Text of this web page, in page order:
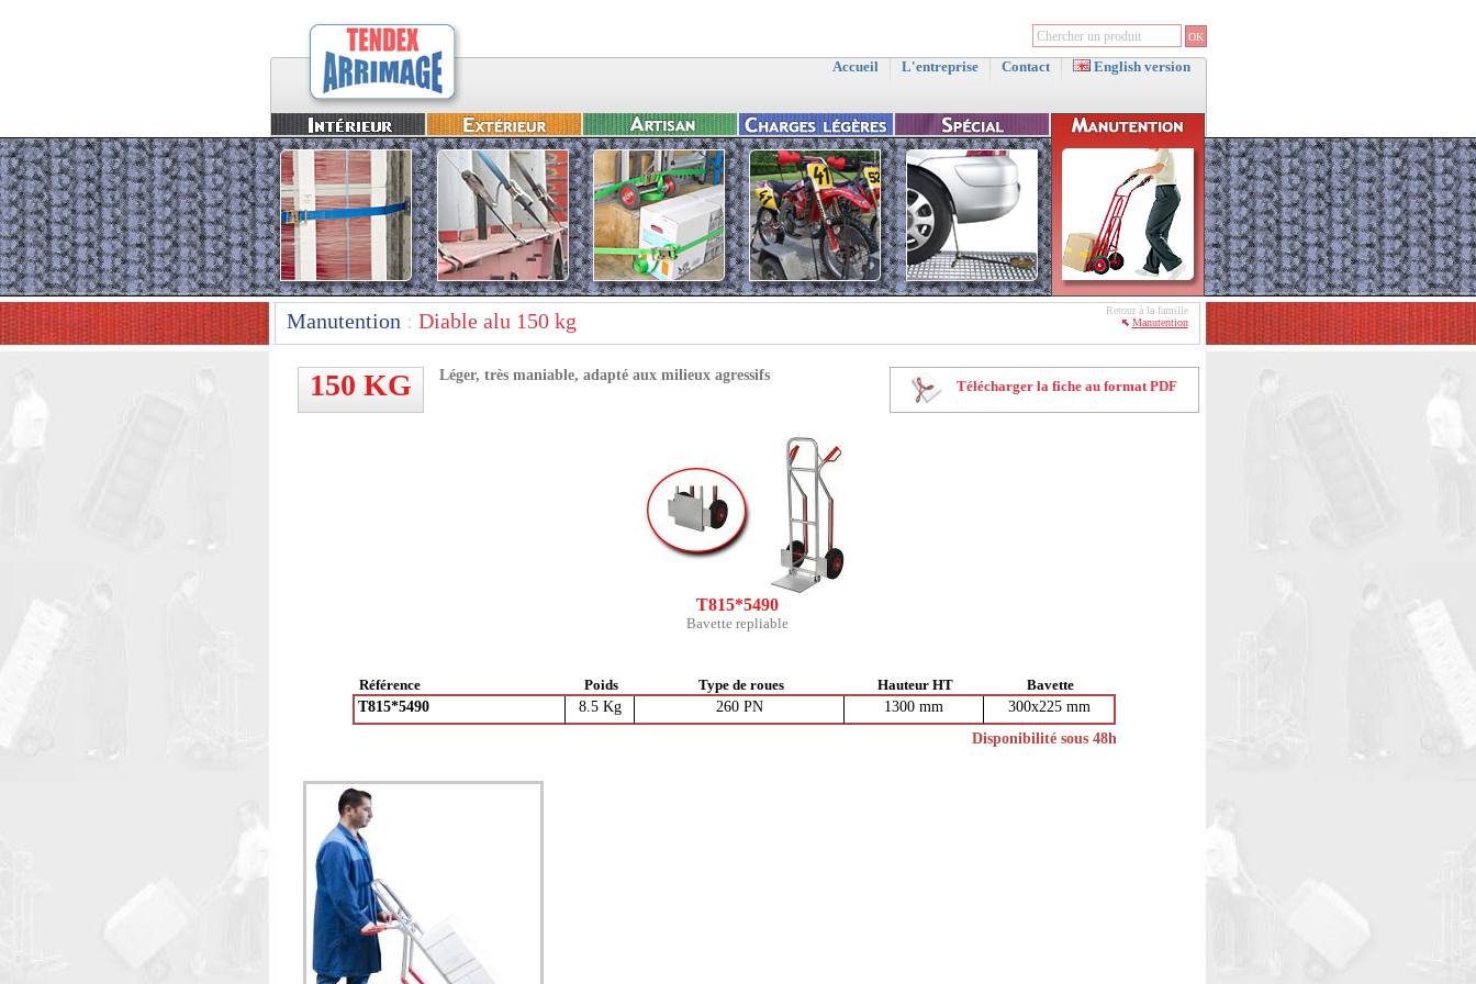
Accueil L'entreprise Contact English version
Manutention : Diable alu 150 kg
Retour à la famille
Manutention
150 KG Télécharger la fiche au format PDF
Léger, très maniable, adapté aux milieux agressifs
T815*5490
Bavette repliable
Référence Poids Type de roues Hauteur HT
Bavette
T815*5490
8.5 Kg 260 PN 1300 mm
300x225 mm
Disponibilité sous 48h